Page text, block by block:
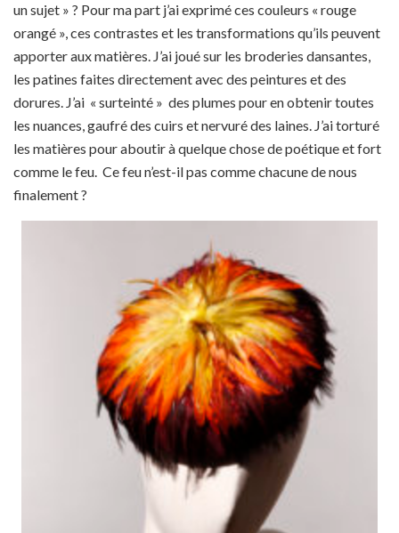
un sujet » ? Pour ma part j’ai exprimé ces couleurs « rouge
orangé », ces contrastes et les transformations qu’ils peuvent
apporter aux matières. J’ai joué sur les broderies dansantes,
les patines faites directement avec des peintures et des
dorures. J’ai « surteinté » des plumes pour en obtenir toutes
les nuances, gaufré des cuirs et nervuré des laines. J’ai torturé
les matières pour aboutir à quelque chose de poétique et fort
comme le feu. Ce feu n’est-il pas comme chacune de nous
finalement ?